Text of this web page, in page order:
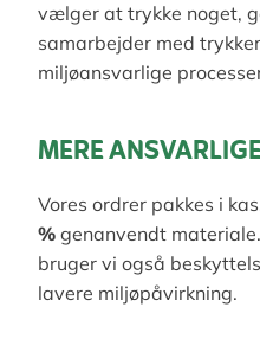
vælger at trykke noget,
samarbejder med
miljøansvarlige
MERE
Vores ordrer pakkes i
% genanvendt
bruger vi også
lavere miljøpåvirkning.